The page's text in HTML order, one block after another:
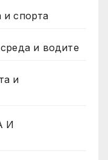
спорта
и водите
и
И